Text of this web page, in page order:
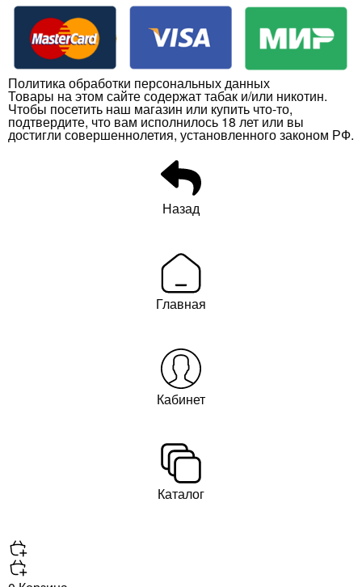
Политика обработки персональных данных
Товары на этом сайте содержат табак и/или никотин.
Чтобы посетить наш магазин или купить что-то,
подтвердите, что вам исполнилось 18 лет или вы
достигли совершеннолетия, установленного законом РФ.
Назад
Главная
Кабинет
Каталог